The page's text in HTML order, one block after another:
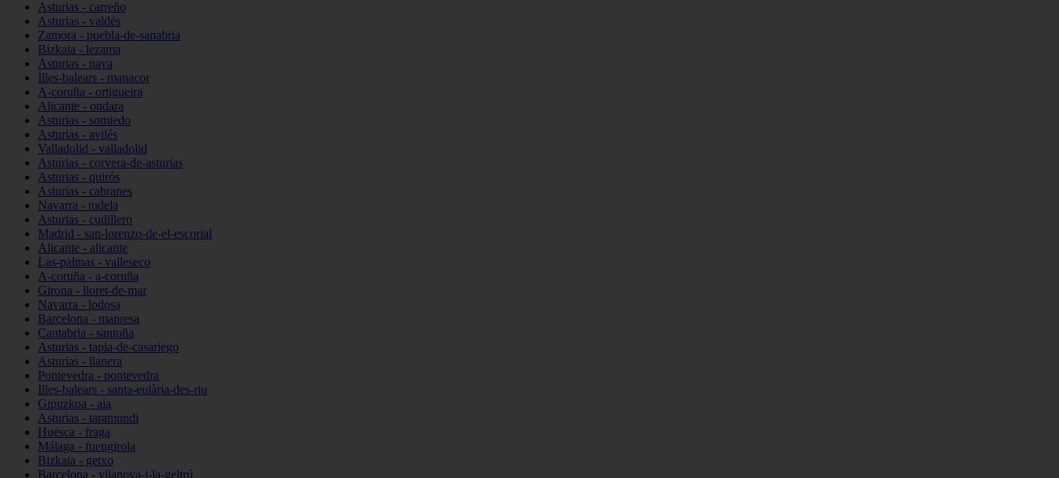
Asturias - carreño
Asturias - valdés
Zamora - puebla-de-sanabria
Bizkaia - lezama
Asturias - nava
Illes-balears - manacor
A-coruña - ortigueira
Alicante - ondara
Asturias - somiedo
Asturias - avilés
Valladolid - valladolid
Asturias - corvera-de-asturias
Asturias - quirós
Asturias - cabranes
Navarra - tudela
Asturias - cudillero
Madrid - san-lorenzo-de-el-escorial
Alicante - alicante
Las-palmas - valleseco
A-coruña - a-coruña
Girona - lloret-de-mar
Navarra - lodosa
Barcelona - manresa
Cantabria - santoña
Asturias - tapia-de-casariego
Asturias - llanera
Pontevedra - pontevedra
Illes-balears - santa-eulària-des-riu
Gipuzkoa - aia
Asturias - taramundi
Huesca - fraga
Málaga - fuengirola
Bizkaia - getxo
Barcelona - vilanova-i-la-geltrú